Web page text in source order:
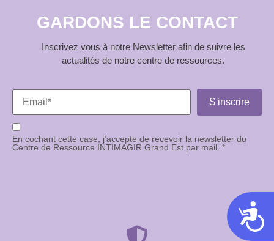
GARDONS LE CONTACT
Inscrivez vous à notre Newsletter afin de suivre les
actualités de notre centre de ressources.
En cochant cette case, j’accepte de recevoir la newsletter du
Centre de Ressource INTIMAGIR Grand Est par mail. *